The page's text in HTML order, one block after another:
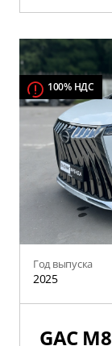
100% НДС
Год выпуска
2025
GAC M8